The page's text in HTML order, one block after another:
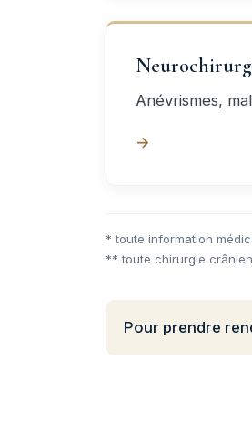
Anévrismes,
→
* toute information
** toute chirurgie
Pour prendre